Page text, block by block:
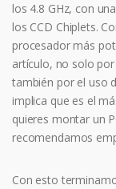
los 4.8 GHz, con
los CCD Chiplets.
procesador más
artículo, no solo
también por el uso
implica que es el
quieres montar un
recomendamos
Con esto